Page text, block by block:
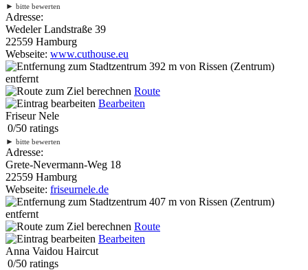
► bitte bewerten
Adresse:
Wedeler Landstraße 39
22559 Hamburg
Webseite: www.cuthouse.eu
392 m von Rissen (Zentrum)
entfernt
Route
Bearbeiten
Friseur Nele
0/50 ratings
► bitte bewerten
Adresse:
Grete-Nevermann-Weg 18
22559 Hamburg
Webseite: friseurnele.de
407 m von Rissen (Zentrum)
entfernt
Route
Bearbeiten
Anna Vaidou Haircut
0/50 ratings